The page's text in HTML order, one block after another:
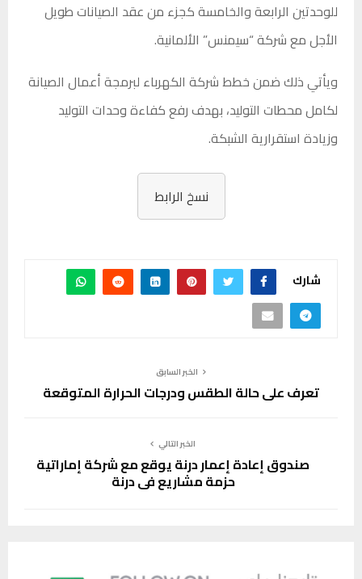
للوحدتين الرابعة والخامسة كجزء من عقد الصيانات طويل
الأجل مع شركة “سيمنس” الألمانية.
ويأتي ذلك ضمن خطط شركة الكهرباء لبرمجة أعمال الصيانة
لكامل محطات التوليد، بهدف رفع كفاءة وحدات التوليد
وزيادة استقرارية الشبكة.
نسخ الرابط
شارك
الخبر السابق
تعرف على حالة الطقس ودرجات الحرارة المتوقعة
الخبر التالي
صندوق إعادة إعمار درنة يوقع مع شركة إماراتية
حزمة مشاريع في درنة